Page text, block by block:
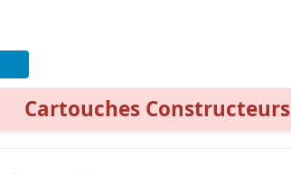
Cartouches Constructeurs